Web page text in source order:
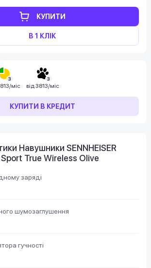
КУПИТИ
В 1 КЛІК
3
міс
3
від 3813/міс
КУПИТИ В КРЕДИТ
Навушники SENNHEISER
True Wireless Olive
заряді
шумозаглушення
гучності